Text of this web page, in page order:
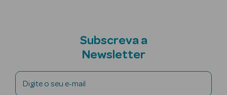
Ver Tudo
Subscreva a
Newsletter
Digite o seu e-mail